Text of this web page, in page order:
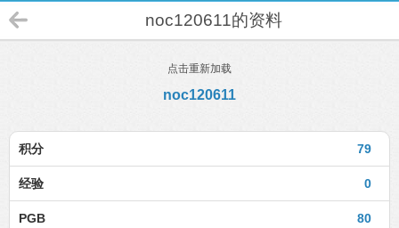
noc120611的资料
点击重新加载
noc120611
79
积分
0
经验
80
PGB